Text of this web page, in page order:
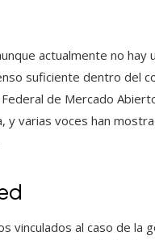
actualmente no hay
suficiente dentro del
de Mercado
varias voces han
vinculados al caso de la